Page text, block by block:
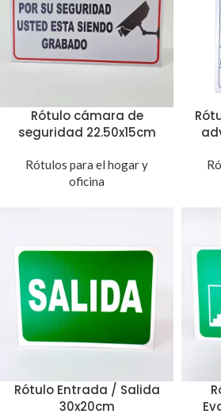
Rótulo cámara de
seguridad 22.50x15cm
Rótulos para el hogar y
oficina
Rótulo Entrada / Salida
30x20cm